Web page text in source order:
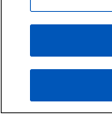
effectuons
support doit